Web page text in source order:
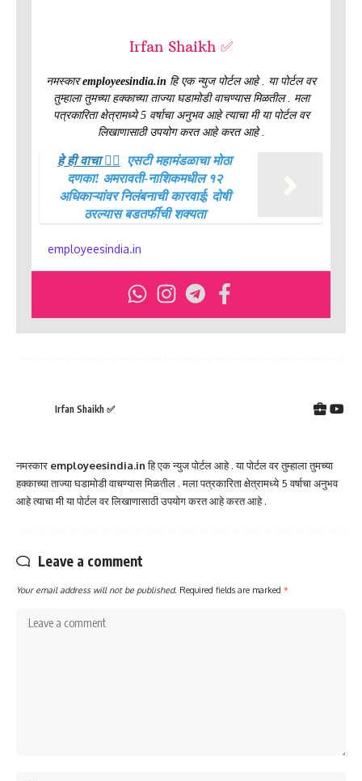
Irfan Shaikh ✅
नमस्कारemployeesindia.in हि एक न्युज पोर्टल आहे . या पोर्टल वर
तुम्हाला तुमच्या हक्काच्या ताज्या घडामोडी वाचण्यास मिळतील . मला
पत्रकारिता क्षेत्रामध्ये 5 वर्षाचा अनुभव आहे त्याचा मी या पोर्टल वर
लिखाणासाठी उपयोग करत आहे करत आहे .
हे ही वाचा 👉🏻
एसटी महामंडळाचा मोठा
दणका! अमरावती-नाशिकमधील १२
अधिकाऱ्यांवर निलंबनाची कारवाई; दोषी
ठरल्यास बडतर्फीची शक्यता
employeesindia.in
Irfan Shaikh ✅
नमस्कार employeesindia.inहि एक न्युज पोर्टल आहे . या पोर्टल वर तुम्हाला तुमच्या
हक्काच्या ताज्या घडामोडी वाचण्यास मिळतील . मला पत्रकारिता क्षेत्रामध्ये 5 वर्षाचा अनुभव
आहे त्याचा मी या पोर्टल वर लिखाणासाठी उपयोग करत आहे करत आहे .
Leave a comment
Your email address will not be published. Required fields are marked *